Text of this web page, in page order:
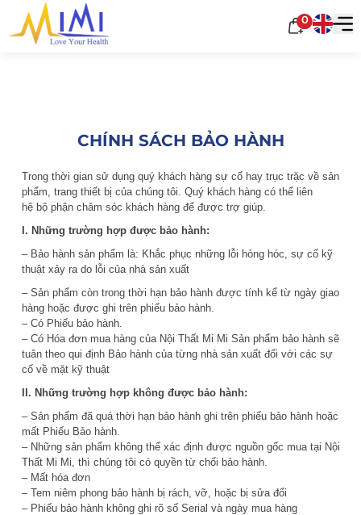
0
CHÍNH SÁCH BẢO HÀNH
Trong thời gian sử dụng quý khách hàng sự cố hay trục trặc về sản
phẩm, trang thiết bị của chúng tôi. Quý khách hàng có thể liên
hệ bộ phận chăm sóc khách hàng để được trợ giúp.
I. Những trường hợp được bảo hành:
– Bảo hành sản phẩm là: Khắc phục những lỗi hỏng hóc, sự cố kỹ
thuật xảy ra do lỗi của nhà sản xuất
– Sản phẩm còn trong thời hạn bảo hành được tính kể từ ngày giao
hàng hoặc được ghi trên phiếu bảo hành.
– Có Phiếu bảo hành.
– Có Hóa đơn mua hàng của Nội Thất Mi Mi Sản phẩm bảo hành sẽ
tuân theo qui định Bảo hành của từng nhà sản xuất đối với các sự
cố về mặt kỹ thuật
II. Những trường hợp không được bảo hành:
– Sản phẩm đã quá thời hạn bảo hành ghi trên phiếu bảo hành hoặc
mất Phiếu Bảo hành.
– Những sản phẩm không thể xác định được nguồn gốc mua tại Nội
Thất Mi Mi, thì chúng tôi có quyền từ chối bảo hành.
– Mất hóa đơn
– Tem niêm phong bảo hành bị rách, vỡ, hoặc bị sửa đổi
– Phiếu bảo hành không ghi rõ số Serial và ngày mua hàng